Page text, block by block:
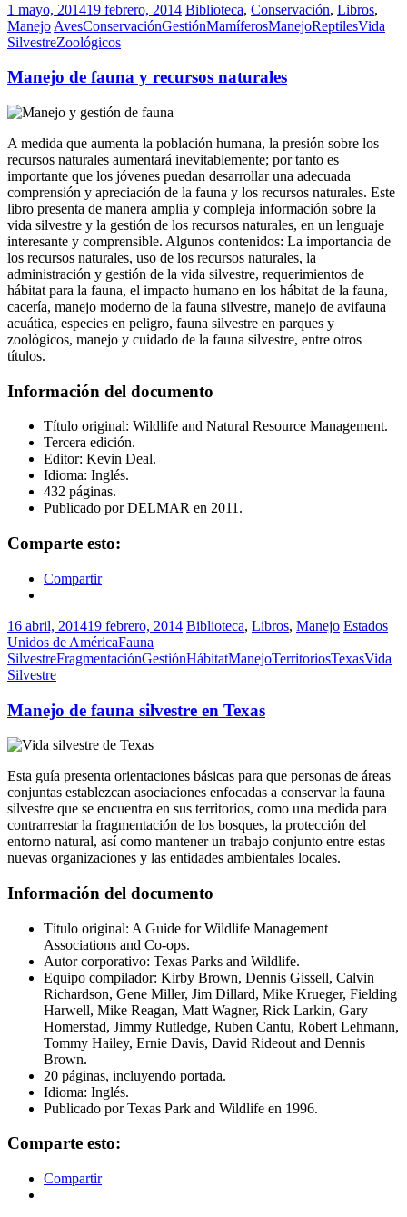
1 mayo, 201419 febrero, 2014 Biblioteca, Conservación, Libros,
Manejo AvesConservaciónGestiónMamíferosManejoReptilesVida
SilvestreZoológicos
Manejo de fauna y recursos naturales
A medida que aumenta la población humana, la presión sobre los
recursos naturales aumentará inevitablemente; por tanto es
importante que los jóvenes puedan desarrollar una adecuada
comprensión y apreciación de la fauna y los recursos naturales. Este
libro presenta de manera amplia y compleja información sobre la
vida silvestre y la gestión de los recursos naturales, en un lenguaje
interesante y comprensible. Algunos contenidos: La importancia de
los recursos naturales, uso de los recursos naturales, la
administración y gestión de la vida silvestre, requerimientos de
hábitat para la fauna, el impacto humano en los hábitat de la fauna,
cacería, manejo moderno de la fauna silvestre, manejo de avifauna
acuática, especies en peligro, fauna silvestre en parques y
zoológicos, manejo y cuidado de la fauna silvestre, entre otros
títulos.
Información del documento
Título original: Wildlife and Natural Resource Management.
Tercera edición.
Editor: Kevin Deal.
Idioma: Inglés.
432 páginas.
Publicado por DELMAR en 2011.
Comparte esto:
Compartir
16 abril, 201419 febrero, 2014 Biblioteca, Libros, Manejo Estados
Unidos de AméricaFauna
SilvestreFragmentaciónGestiónHábitatManejoTerritoriosTexasVida
Silvestre
Manejo de fauna silvestre en Texas
Esta guía presenta orientaciones básicas para que personas de áreas
conjuntas establezcan asociaciones enfocadas a conservar la fauna
silvestre que se encuentra en sus territorios, como una medida para
contrarrestar la fragmentación de los bosques, la protección del
entorno natural, así como mantener un trabajo conjunto entre estas
nuevas organizaciones y las entidades ambientales locales.
Información del documento
Título original: A Guide for Wildlife Management
Associations and Co-ops.
Autor corporativo: Texas Parks and Wildlife.
Equipo compilador: Kirby Brown, Dennis Gissell, Calvin
Richardson, Gene Miller, Jim Dillard, Mike Krueger, Fielding
Harwell, Mike Reagan, Matt Wagner, Rick Larkin, Gary
Homerstad, Jimmy Rutledge, Ruben Cantu, Robert Lehmann,
Tommy Hailey, Ernie Davis, David Rideout and Dennis
Brown.
20 páginas, incluyendo portada.
Idioma: Inglés.
Publicado por Texas Park and Wildlife en 1996.
Comparte esto:
Compartir